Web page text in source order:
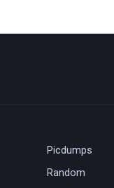
Picdumps
Random